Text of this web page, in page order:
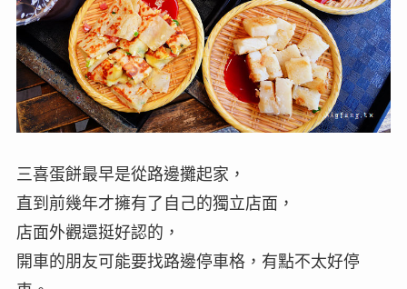
三喜蛋餅最早是從路邊攤起家，
直到前幾年才擁有了自己的獨立店面，
店面外觀還挺好認的，
開車的朋友可能要找路邊停車格，有點不太好停